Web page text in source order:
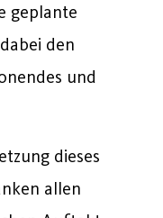
geplante
den
und
dieses
allen